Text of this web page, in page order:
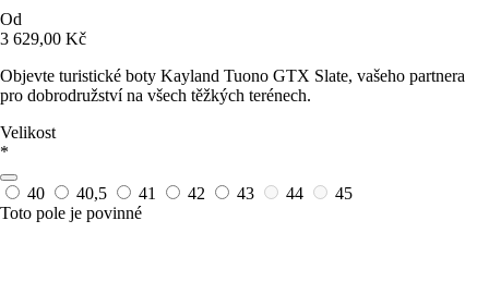
Od
3 629,00 Kč
Objevte turistické boty Kayland Tuono GTX Slate, vašeho partnera
pro dobrodružství na všech těžkých terénech.
Velikost
*
40 40,5 41 42 43 44
45
Toto pole je povinné